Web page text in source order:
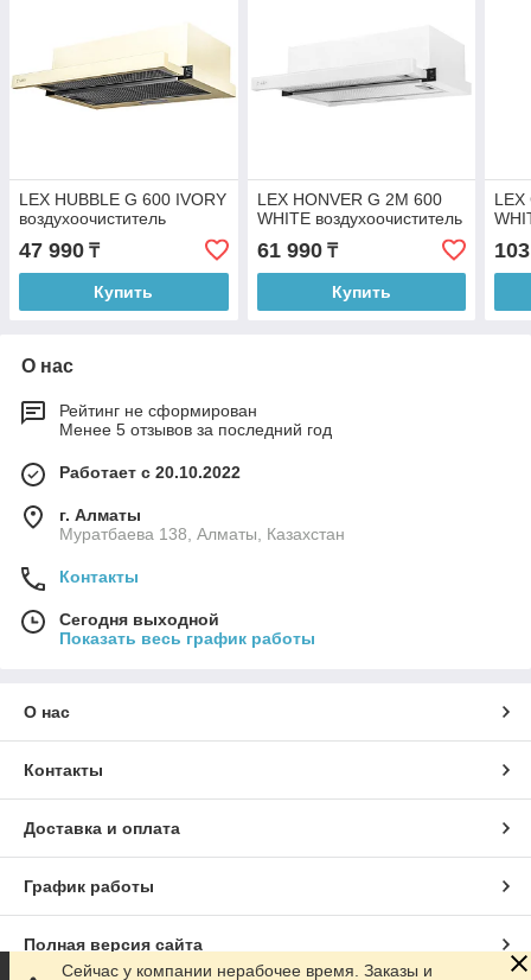
LEX HUBBLE G 600 IVORY
воздухоочиститель
47 990 ₸
Купить
LEX HONVER G 2M 600
WHITE воздухоочиститель
61 990₸
Купить
LEX
О нас
Рейтинг не сформирован
Менее 5 отзывов за последний год
Работает с 20.10.2022
г. Алматы
Муратбаева 138, Алматы, Казахстан
Контакты
Сегодня выходной
Показать весь график работы
О нас
Контакты
Доставка и оплата
График работы
Полная версия сайта
Сейчас у компании нерабочее время. Заказы и